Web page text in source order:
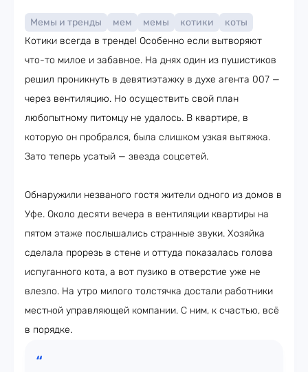
Мемы и тренды мем мемы котики
коты
Котики всегда в тренде! Особенно если вытворяют
что-то милое и забавное. На днях один из пушистиков
решил проникнуть в девятиэтажку в духе агента 007 —
через вентиляцию. Но осуществить свой план
любопытному питомцу не удалось. В квартире, в
которую он пробрался, была слишком узкая вытяжка.
Зато теперь усатый — звезда соцсетей.
Обнаружили незваного гостя жители одного из домов в
Уфе. Около десяти вечера в вентиляции квартиры на
пятом этаже послышались странные звуки. Хозяйка
сделала прорезь в стене и оттуда показалась голова
испуганного кота, а вот пузико в отверстие уже не
влезло. На утро милого толстячка достали работники
местной управляющей компании. С ним, к счастью, всё
в порядке.